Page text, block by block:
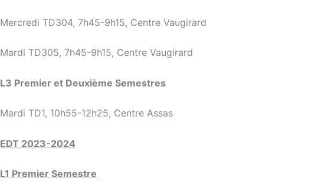
Mercredi TD304, 7h45-9h15, Centre Vaugirard
Mardi TD305, 7h45-9h15, Centre Vaugirard
L3 Premier et Deuxième Semestres
Mardi TD1, 10h55-12h25, Centre Assas
EDT 2023-2024
L1 Premier Semestre